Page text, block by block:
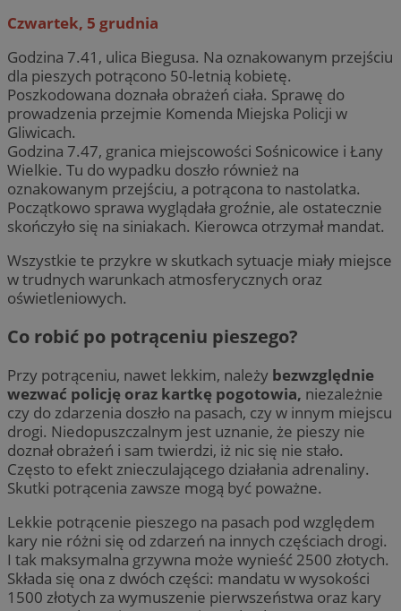
Czwartek, 5 grudnia
Godzina 7.41, ulica Biegusa. Na oznakowanym przejściu
dla pieszych potrącono 50-letnią kobietę.
Poszkodowana doznała obrażeń ciała. Sprawę do
prowadzenia przejmie Komenda Miejska Policji w
Gliwicach.
Godzina 7.47, granica miejscowości Sośnicowice i Łany
Wielkie. Tu do wypadku doszło również na
oznakowanym przejściu, a potrącona to nastolatka.
Początkowo sprawa wyglądała groźnie, ale ostatecznie
skończyło się na siniakach. Kierowca otrzymał mandat.
Wszystkie te przykre w skutkach sytuacje miały miejsce
w trudnych warunkach atmosferycznych oraz
oświetleniowych.
Co robić po potrąceniu pieszego?
Przy potrąceniu, nawet lekkim, należy bezwzględnie
wezwać policję oraz kartkę pogotowia, niezależnie
czy do zdarzenia doszło na pasach, czy w innym miejscu
drogi. Niedopuszczalnym jest uznanie, że pieszy nie
doznał obrażeń i sam twierdzi, iż nic się nie stało.
Często to efekt znieczulającego działania adrenaliny.
Skutki potrącenia zawsze mogą być poważne.
Lekkie potrącenie pieszego na pasach pod względem
kary nie różni się od zdarzeń na innych częściach drogi.
I tak maksymalna grzywna może wynieść 2500 złotych.
Składa się ona z dwóch części: mandatu w wysokości
1500 złotych za wymuszenie pierwszeństwa oraz kary